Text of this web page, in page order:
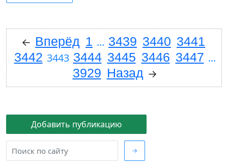
Добавить публикацию
→
← Вперёд 1 ... 3439 3440 3441
3442 3443 3444 3445 3446 3447 ...
3929 Назад →